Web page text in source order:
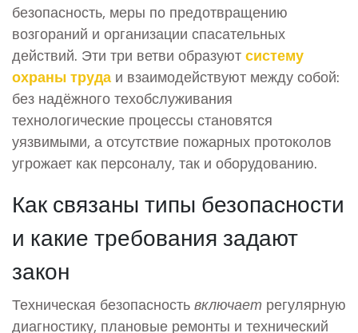
безопасность, меры по предотвращению
возгораний и организации спасательных
действий. Эти три ветви образуют систему
охраны труда и взаимодействуют между собой:
без надёжного техобслуживания
технологические процессы становятся
уязвимыми, а отсутствие пожарных протоколов
угрожает как персоналу, так и оборудованию.
Как связаны типы безопасности
и какие требования задают
закон
Техническая безопасность включает регулярную
диагностику, плановые ремонты и технический